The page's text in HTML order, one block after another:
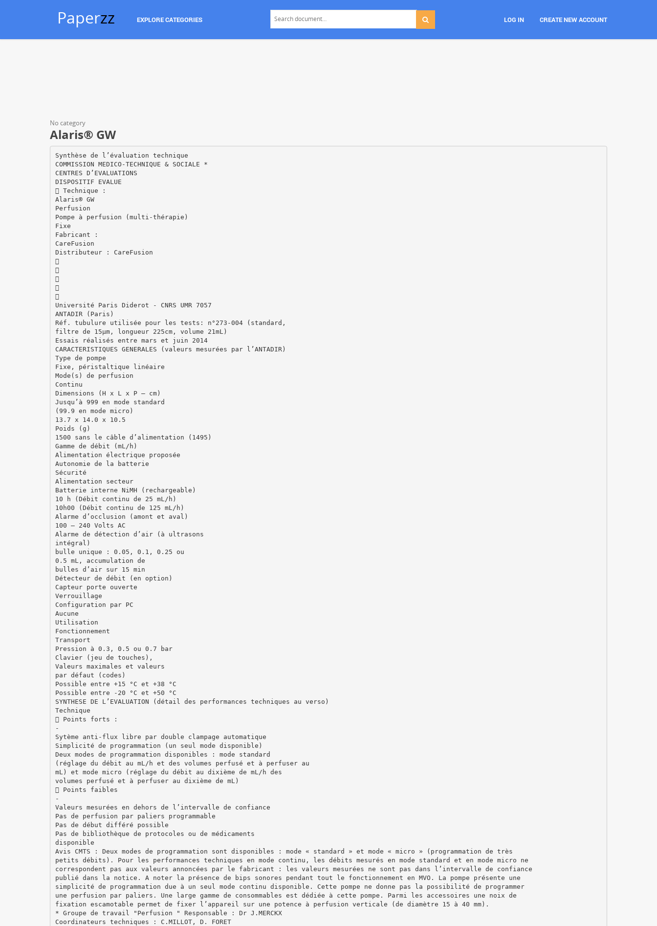
Paperzz EXPLORE CATEGORIES LOG IN CREATE NEW ACCOUNT
No category
Alaris® GW
Synthèse de l’évaluation technique
COMMISSION MEDICO-TECHNIQUE & SOCIALE *
CENTRES D’EVALUATIONS
DISPOSITIF EVALUE
 Technique :
Alaris® GW
Perfusion
Pompe à perfusion (multi-thérapie)
Fixe
Fabricant :
CareFusion
Distributeur : CareFusion





Université Paris Diderot - CNRS UMR 7057
ANTADIR (Paris)
Réf. tubulure utilisée pour les tests: n°273-004 (standard,
filtre de 15µm, longueur 225cm, volume 21mL)
Essais réalisés entre mars et juin 2014
CARACTERISTIQUES GENERALES (valeurs mesurées par l’ANTADIR)
Type de pompe
Fixe, péristaltique linéaire
Mode(s) de perfusion
Continu
Dimensions (H x L x P – cm)
Jusqu’à 999 en mode standard
(99.9 en mode micro)
13.7 x 14.0 x 10.5
Poids (g)
1500 sans le câble d’alimentation (1495)
Gamme de débit (mL/h)
Alimentation électrique proposée
Autonomie de la batterie
Sécurité
Alimentation secteur
Batterie interne NiMH (rechargeable)
10 h (Débit continu de 25 mL/h)
10h00 (Débit continu de 125 mL/h)
Alarme d’occlusion (amont et aval)
100 – 240 Volts AC
Alarme de détection d’air (à ultrasons
intégral)
bulle unique : 0.05, 0.1, 0.25 ou
0.5 mL, accumulation de
bulles d’air sur 15 min
Détecteur de débit (en option)
Capteur porte ouverte
Verrouillage
Configuration par PC
Aucune
Utilisation
Fonctionnement
Transport
Pression à 0.3, 0.5 ou 0.7 bar
Clavier (jeu de touches),
Valeurs maximales et valeurs
par défaut (codes)
Possible entre +15 °C et +38 °C
Possible entre -20 °C et +50 °C
SYNTHESE DE L’EVALUATION (détail des performances techniques au verso)
Technique
 Points forts :
-
Sytème anti-flux libre par double clampage automatique
Simplicité de programmation (un seul mode disponible)
Deux modes de programmation disponibles : mode standard
(réglage du débit au mL/h et des volumes perfusé et à perfuser au
mL) et mode micro (réglage du débit au dixième de mL/h des
volumes perfusé et à perfuser au dixième de mL)
 Points faibles
-
Valeurs mesurées en dehors de l’intervalle de confiance
Pas de perfusion par paliers programmable
Pas de début différé possible
Pas de bibliothèque de protocoles ou de médicaments
disponible
Avis CMTS : Deux modes de programmation sont disponibles : mode « standard » et mode « micro » (programmation de très
petits débits). Pour les performances techniques en mode continu, les débits mesurés en mode standard et en mode micro ne
correspondent pas aux valeurs annoncées par le fabricant : les valeurs mesurées ne sont pas dans l’intervalle de confiance
publié dans la notice. A noter la présence de bips sonores pendant tout le fonctionnement en MVO. La pompe présente une
simplicité de programmation due à un seul mode continu disponible. Cette pompe ne donne pas la possibilité de programmer
une perfusion par paliers. Une large gamme de consommables est dédiée à cette pompe. Parmi les accessoires une noix de
fixation escamotable permet de fixer l’appareil sur une potence à perfusion verticale (de diamètre 15 à 40 mm).
* Groupe de travail "Perfusion " Responsable : Dr J.MERCKX
Coordinateurs techniques : C.MILLOT, D. FORET